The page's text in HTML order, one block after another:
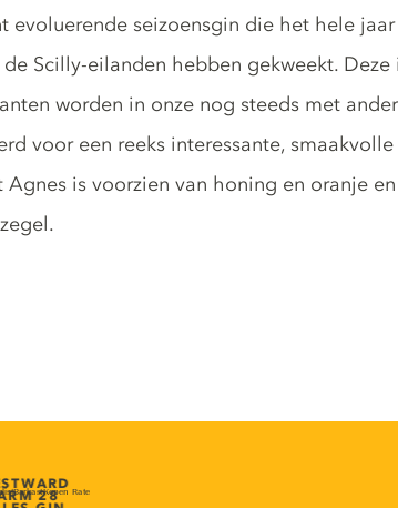
evoluerende seizoensgin die het hele
Scilly-eilanden hebben gekweekt. Deze
worden in onze nog steeds met
voor een reeks interessante, smaakvolle
Agnes is voorzien van honing en oranje